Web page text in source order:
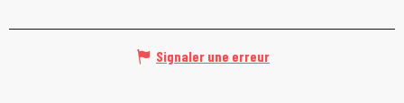
Signaler une erreur